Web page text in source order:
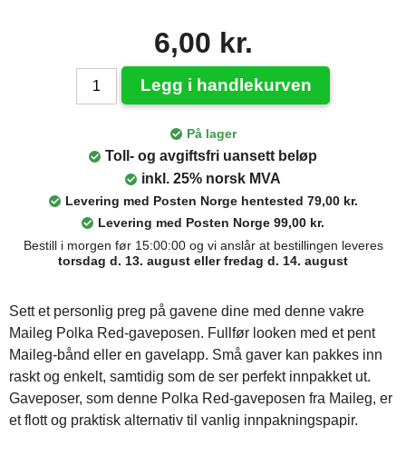
6,00 kr.
Legg i handlekurven
På lager
Toll- og avgiftsfri uansett beløp
inkl. 25% norsk MVA
Levering med Posten Norge hentested 79,00 kr.
Levering med Posten Norge 99,00 kr.
Bestill i morgen før 15:00:00 og vi anslår at bestillingen leveres
torsdag d. 13. august eller fredag d. 14. august
Sett et personlig preg på gavene dine med denne vakre
Maileg Polka Red-gaveposen. Fullfør looken med et pent
Maileg-bånd eller en gavelapp. Små gaver kan pakkes inn
raskt og enkelt, samtidig som de ser perfekt innpakket ut.
Gaveposer, som denne Polka Red-gaveposen fra Maileg, er
et flott og praktisk alternativ til vanlig innpakningspapir.